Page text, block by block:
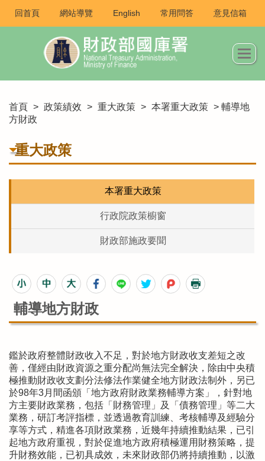
回首頁 網站導覽 English 常用問答 意見信箱
首頁 > 政策績效 > 重大政策 > 本署重大政策 > 輔導地
方財政
重大政策
本署重大政策
行政院政策櫥窗
財政部施政要聞
輔導地方財政
鑑於政府整體財政收入不足，對於地方財政收支差短之改
善，僅經由財政資源之重分配尚無法完全解決，除由中央積
極推動財政收支劃分法修法作業健全地方財政法制外，另已
於98年3月間函頒「地方政府財政業務輔導方案」，針對地
方主要財政業務，包括「財務管理」及「債務管理」等二大
業務，研訂考評指標，並透過教育訓練、考核輔導及經驗分
享等方式，精進各項財政業務，近幾年持續推動結果，已引
起地方政府重視，對於促進地方政府積極運用財務策略，提
升財務效能，已初具成效，未來財政部仍將持續推動，以激